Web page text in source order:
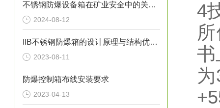
不锈钢防爆设备箱在矿业安全中的关键角色
2024-08-12
IIB不锈钢防爆箱的设计原理与结构优化研究
2023-08-11
防爆控制箱布线安装要求
2023-04-13
4
书